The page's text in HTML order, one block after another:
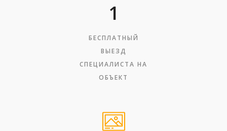
1
БЕСПЛАТНЫЙ
ВЫЕЗД
СПЕЦИАЛИСТА НА
ОБЪЕКТ